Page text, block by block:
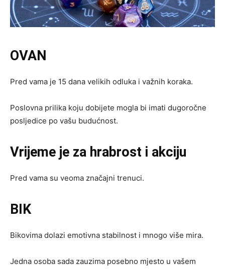
OVAN
Pred vama je 15 dana velikih odluka i važnih koraka.
Poslovna prilika koju dobijete mogla bi imati dugoročne
posljedice po vašu budućnost.
Vrijeme je za hrabrost i akciju
Pred vama su veoma značajni trenuci.
BIK
Bikovima dolazi emotivna stabilnost i mnogo više mira.
Jedna osoba sada zauzima posebno mjesto u vašem